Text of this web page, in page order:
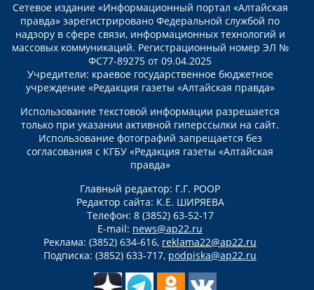
Сетевое издание «Информационный портал «Алтайская
правда» зарегистрировано Федеральной службой по
надзору в сфере связи, информационных технологий и
массовых коммуникаций. Регистрационный номер ЭЛ №
ФС77-89275 от 09.04.2025
Учредители: краевое государственное бюджетное
учреждение «Редакция газеты «Алтайская правда»
Использование текстовой информации разрешается
только при указании активной гиперссылки на сайт.
Использование фотографий запрещается без
согласования с КГБУ «Редакция газеты «Алтайская
правда»
Главный редактор: Г.Г. РООР
Редактор сайта: К.Е. ШИРЯЕВА
Телефон: 8 (3852) 63-52-17
E-mail: news@ap22.ru
Реклама: (3852) 634-616, reklama22@ap22.ru
Подписка: (3852) 633-717, podpiska@ap22.ru